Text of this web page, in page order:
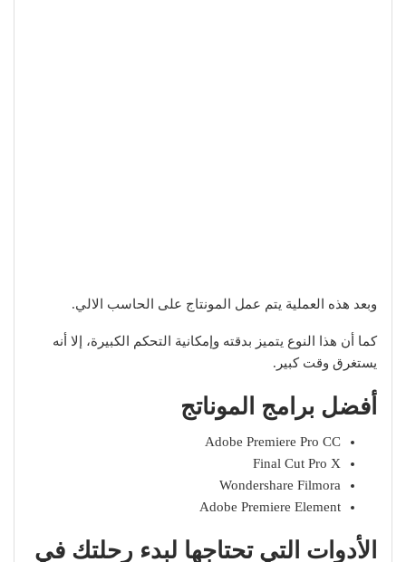
وبعد هذه العملية يتم عمل المونتاج على الحاسب الالي.
كما أن هذا النوع يتميز بدقته وإمكانية التحكم الكبيرة، إلا أنه
يستغرق وقت كبير.
أفضل برامج الموناتج
Adobe Premiere Pro CC
Final Cut Pro X
Wondershare Filmora
Adobe Premiere Element
الأدوات التي تحتاجها لبدء رحلتك في